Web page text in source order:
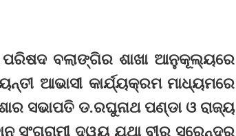
ପରିଷଦ ବଲାଙ୍ଗିର ଶାଖା ଆନୁକୂଲ୍ୟରେ
ଆଭାସୀ କାର୍ଯ୍ୟକ୍ରମ ମାଧ୍ୟମରେ
ସଭାପତି ଡ.ରଘୁନାଥ ପଣ୍ଡା ଓ ରାଜ୍ୟ
ସଂଗ୍ରାମୀ ଦ୍ୱୟ ଯଥା ବୀର ସୁରେନ୍ଦ୍ର